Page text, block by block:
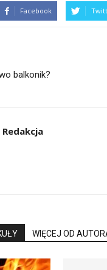
Facebook
balkonik?
Redakcja
WIĘCEJ OD